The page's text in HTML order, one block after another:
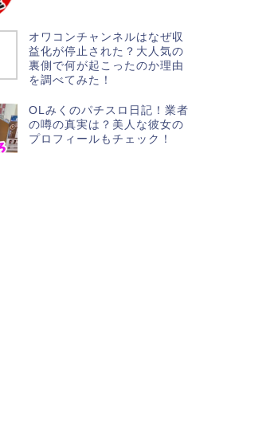
オワコンチャンネルはなぜ収
益化が停止された？大人気の
裏側で何が起こったのか理由
を調べてみた！
OLみくのパチスロ日記！業者
の噂の真実は？美人な彼女の
プロフィールもチェック！